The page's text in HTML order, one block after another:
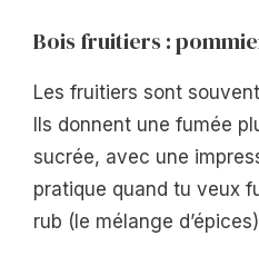
Bois fruitiers :
Les fruitiers sont
Ils donnent une fumée
sucrée, avec une
pratique quand tu veux
rub (le mélange